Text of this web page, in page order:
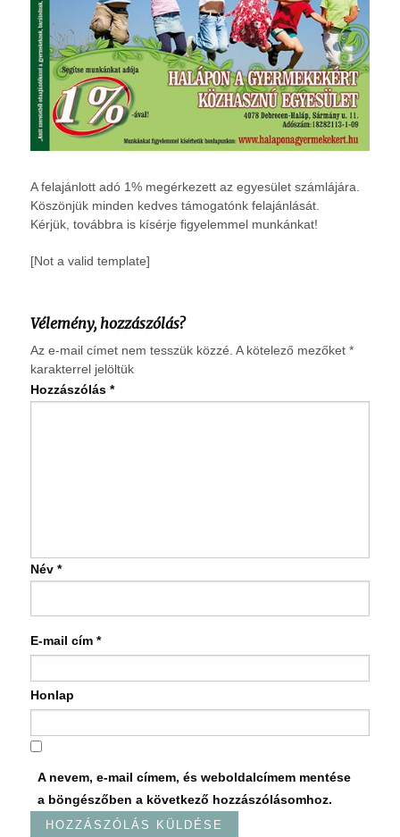
A felajánlott adó 1% megérkezett az egyesület számlájára.
Köszönjük minden kedves támogatónk felajánlását.
Kérjük, továbbra is kísérje figyelemmel munkánkat!
[Not a valid template]
Vélemény, hozzászólás?
Az e-mail címet nem tesszük közzé. A kötelező mezőket *
karakterrel jelöltük
Hozzászólás *
Név *
E-mail cím *
Honlap
A nevem, e-mail címem, és weboldalcímem mentése
a böngészőben a következő hozzászólásomhoz.